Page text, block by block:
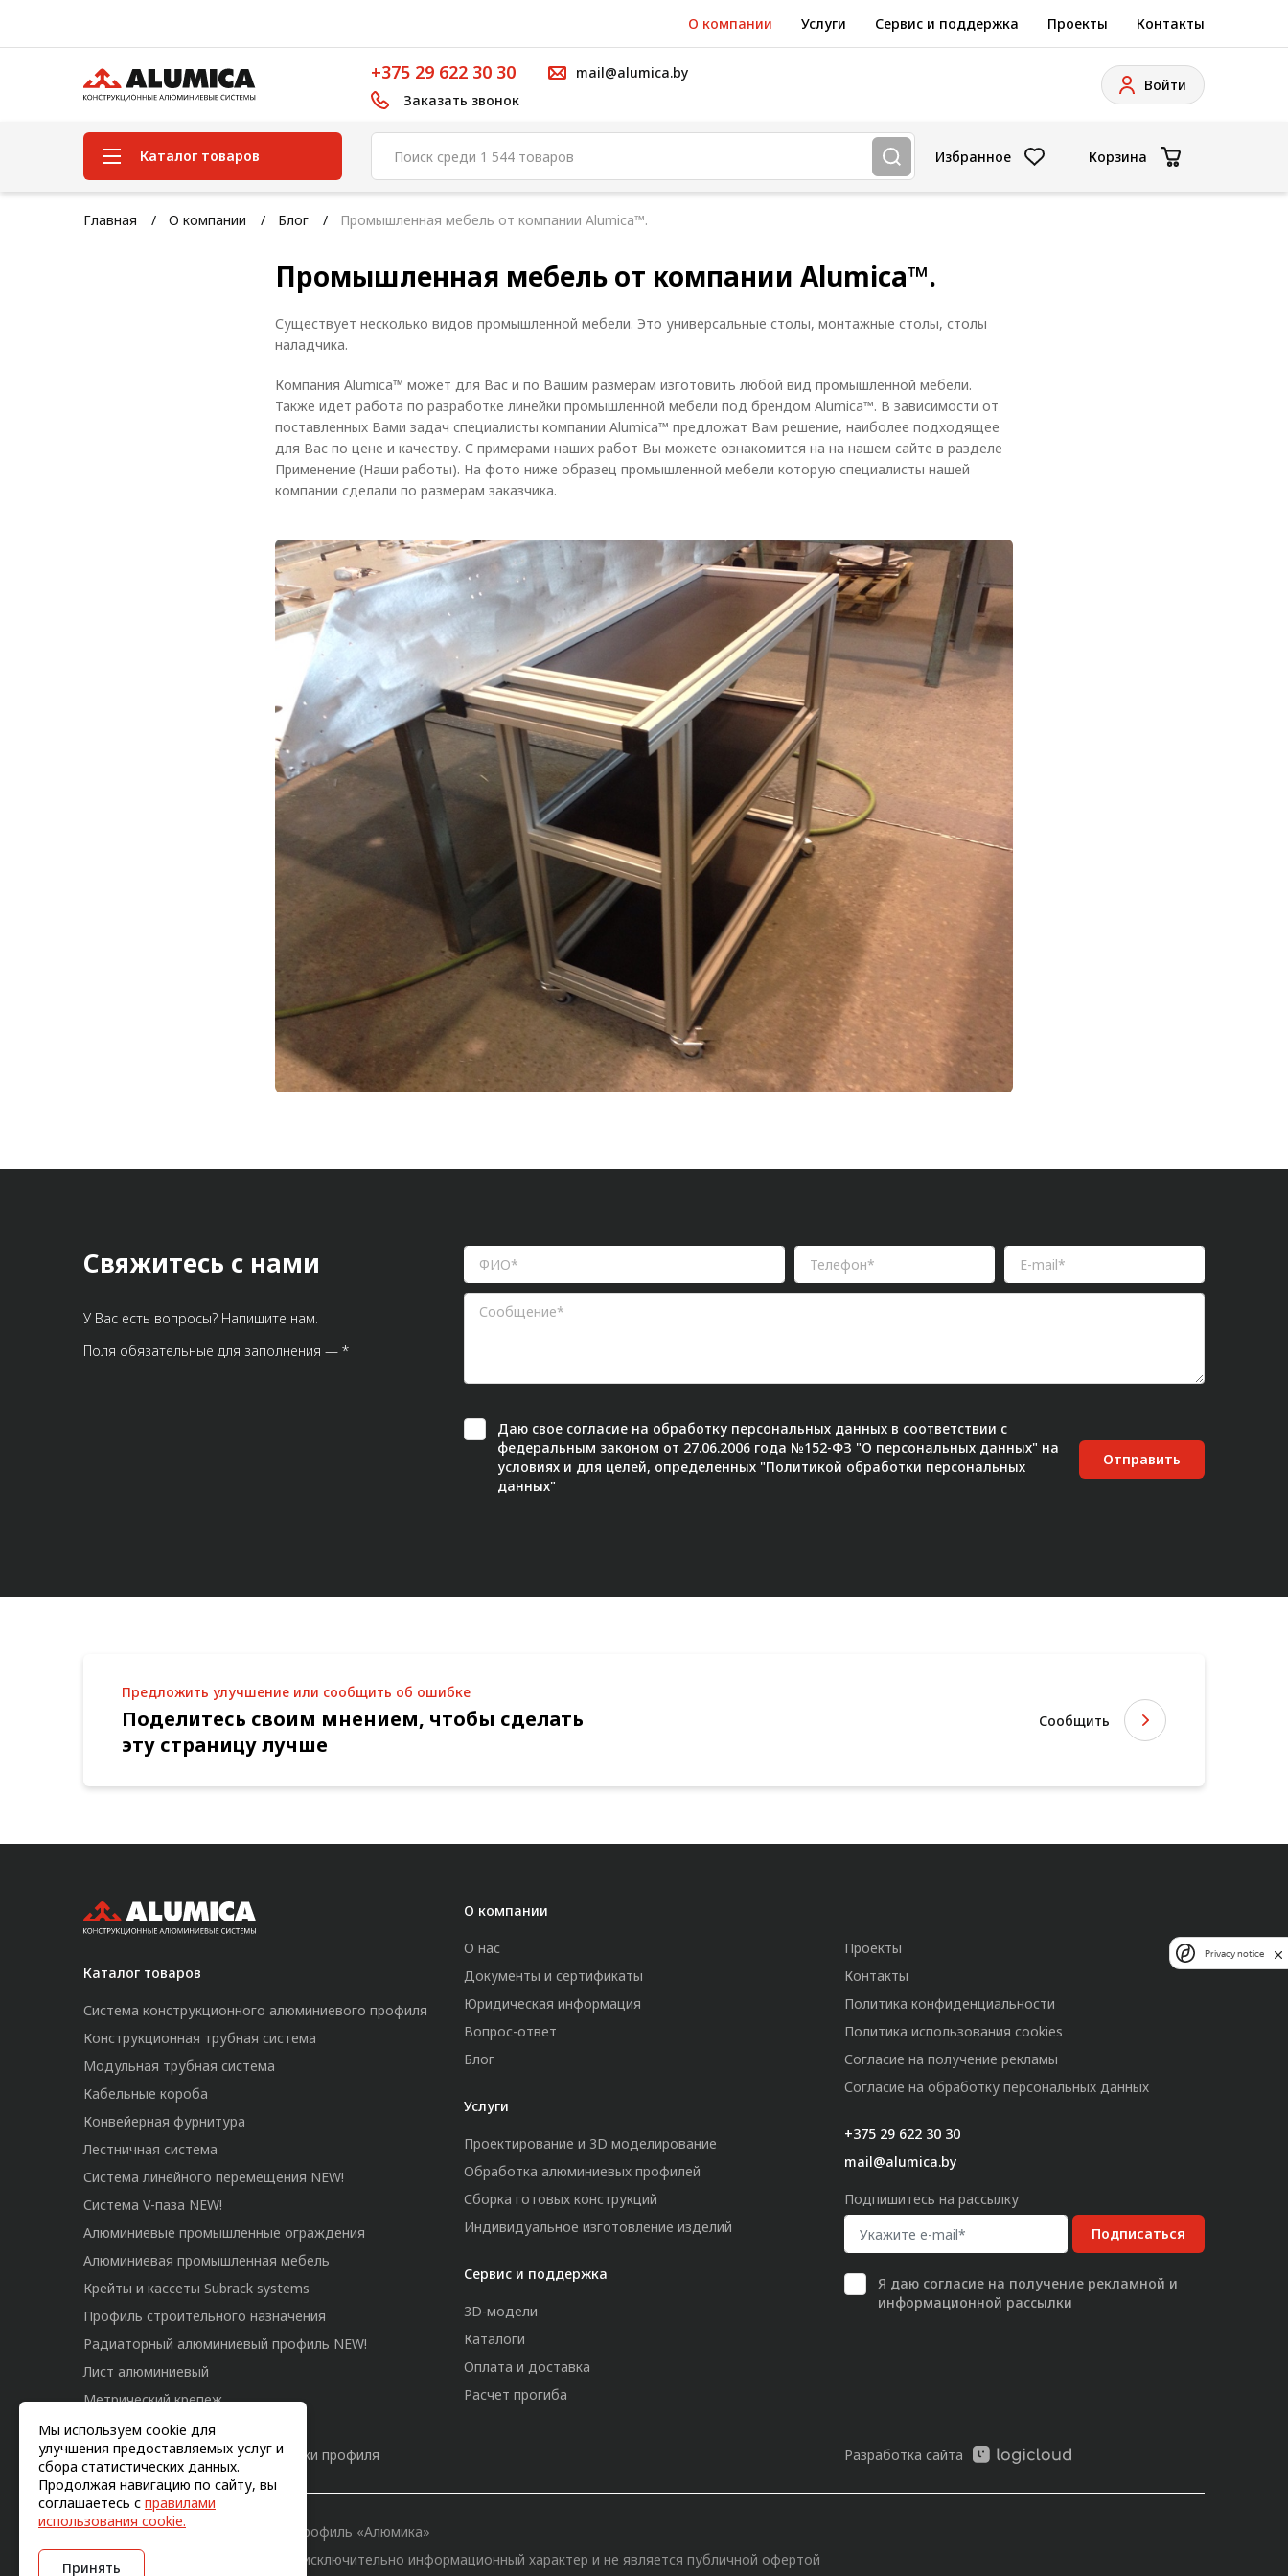
О компании Услуги Сервис и поддержка Проекты Контакты
+375 29 622 30 30
Заказать звонок
mail@alumica.by
Войти
Каталог товаров
Система конструкционного
Конструкционная трубная
Модульная трубная система
Алюминиевые промышленные
Алюминиевая промышленная
Радиаторный алюминиевый
Избранное Корзина
Главная О компании Блог Промышленная мебель от компании Alumica™.
Промышленная мебель от компании Alumica™.
Существует несколько видов промышленной мебели. Это универсальные столы, монтажные столы, столы
наладчика.
Компания Alumica™ может для Вас и по Вашим размерам изготовить любой вид промышленной мебели.
Также идет работа по разработке линейки промышленной мебели под брендом Alumica™. В зависимости от
поставленных Вами задач специалисты компании Alumica™ предложат Вам решение, наиболее подходящее
для Вас по цене и качеству. С примерами наших работ Вы можете ознакомится на на нашем сайте в разделе
Применение (Наши работы). На фото ниже образец промышленной мебели которую специалисты нашей
компании сделали по размерам заказчика.
Мы используем cookie для
улучшения предоставляемых услуг и
сбора статистических данных.
Продолжая навигацию по сайту, вы
соглашаетесь с правилами
использования cookie.
Принять
Свяжитесь с нами
У Вас есть вопросы? Напишите нам.
Поля обязательные для заполнения — *
Даю свое согласие на обработку персональных данных в соответствии с
федеральным законом от 27.06.2006 года №152-ФЗ "О персональных данных" на
условиях и для целей, определенных "Политикой обработки персональных
данных"
Отправить
Предложить улучшение или сообщить об ошибке
Поделитесь своим мнением, чтобы сделать
эту страницу лучше
Сообщить
Каталог товаров
Система конструкционного алюминиевого профиля
Конструкционная трубная система
Модульная трубная система
Кабельные короба
Конвейерная фурнитура
Лестничная система
Система линейного перемещения NEW!
Система V-паза NEW!
Алюминиевые промышленные ограждения
Алюминиевая промышленная мебель
Крейты и кассеты Subrack systems
Профиль строительного назначения
Радиаторный алюминиевый профиль NEW!
Лист алюминиевый
Метрический крепеж
Конструкции из профиля
Услуги дополнительной обработки профиля
О компании
О нас
Документы и сертификаты
Юридическая информация
Вопрос-ответ
Блог
Услуги
Проектирование и 3D моделирование
Обработка алюминиевых профилей
Сборка готовых конструкций
Индивидуальное изготовление изделий
Сервис и поддержка
3D-модели
Каталоги
Оплата и доставка
Расчет прогиба
Проекты
Контакты
Политика конфиденциальности
Политика использования cookies
Согласие на получение рекламы
Согласие на обработку персональных данных
+375 29 622 30 30
mail@alumica.by
Подпишитесь на рассылку
Подписаться
Я даю согласие на получение рекламной и
информационной рассылки
Разработка сайта
© 2011-2026, Конструкционный профиль «Алюмика»
Вся информация на сайте имеет исключительно информационный характер и не является публичной офертой
Privacy notice